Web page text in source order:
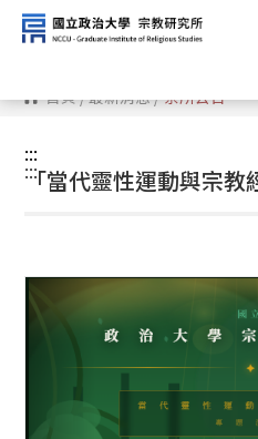
跳
到
主
容 首頁/最新消息/系所公告
:::
:::
「當代靈性運動與宗教